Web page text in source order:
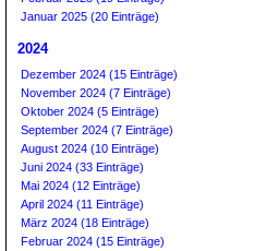
Januar 2025 (20 Einträge)
2024
Dezember 2024 (15 Einträge)
November 2024 (7 Einträge)
Oktober 2024 (5 Einträge)
September 2024 (7 Einträge)
August 2024 (10 Einträge)
Juni 2024 (33 Einträge)
Mai 2024 (12 Einträge)
April 2024 (11 Einträge)
März 2024 (18 Einträge)
Februar 2024 (15 Einträge)